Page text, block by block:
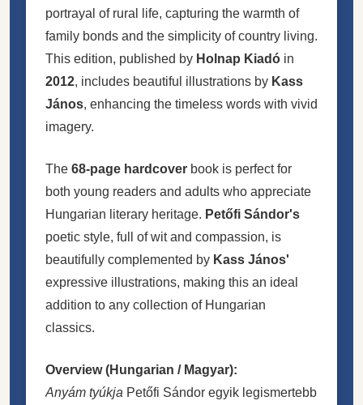
portrayal of rural life, capturing the warmth of
family bonds and the simplicity of country living.
This edition, published by Holnap Kiadó in
2012, includes beautiful illustrations by Kass
János, enhancing the timeless words with vivid
imagery.
The 68-page hardcover book is perfect for
both young readers and adults who appreciate
Hungarian literary heritage. Petőfi Sándor's
poetic style, full of wit and compassion, is
beautifully complemented by Kass János'
expressive illustrations, making this an ideal
addition to any collection of Hungarian
classics.
Overview (Hungarian / Magyar):
Anyám tyúkja Petőfi Sándor egyik legismertebb